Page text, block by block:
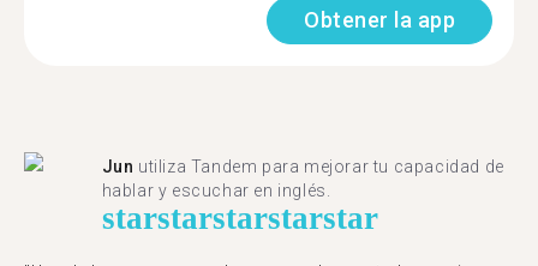
Obtener la app
Jun utiliza Tandem para mejorar tu capacidad de
hablar y escuchar en inglés.
starstarstarstarstar